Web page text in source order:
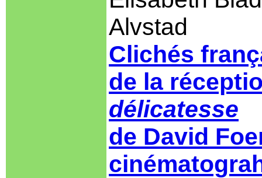
Alvstad
Clichés
de la
délicatesse
de David